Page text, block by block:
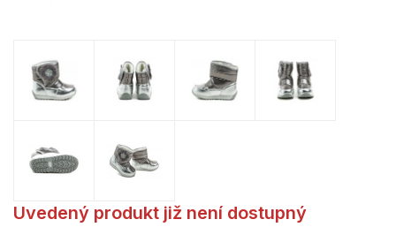
Uvedený produkt již není dostupný